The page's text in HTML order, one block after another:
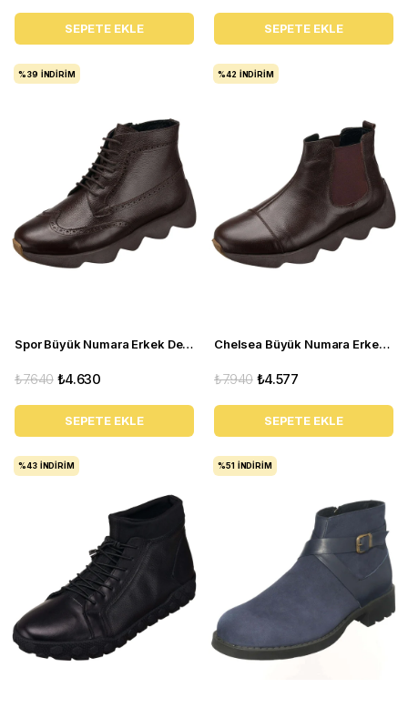
SEPETE EKLE SEPETE EKLE
Spor Büyük Numara Erkek Deri Bot - ST4395 Kahve
₺4.630
₺7.640
SEPETE EKLE
%39 İNDIRIM
Chelsea Büyük Numara Erkek Deri Bot - ST1284 Kahverengi
₺4.577
₺7.940
SEPETE EKLE
%42 İNDIRIM
%43 İNDIRIM %51 İNDIRIM